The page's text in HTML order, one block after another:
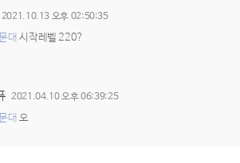
2021.10.13 오후 02:50:35
대 시작레벨 220?
2021.04.10 오후 06:39:25
대 오